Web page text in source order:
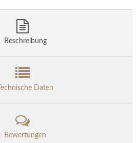
Beschreibung
Technische Daten
Bewertungen